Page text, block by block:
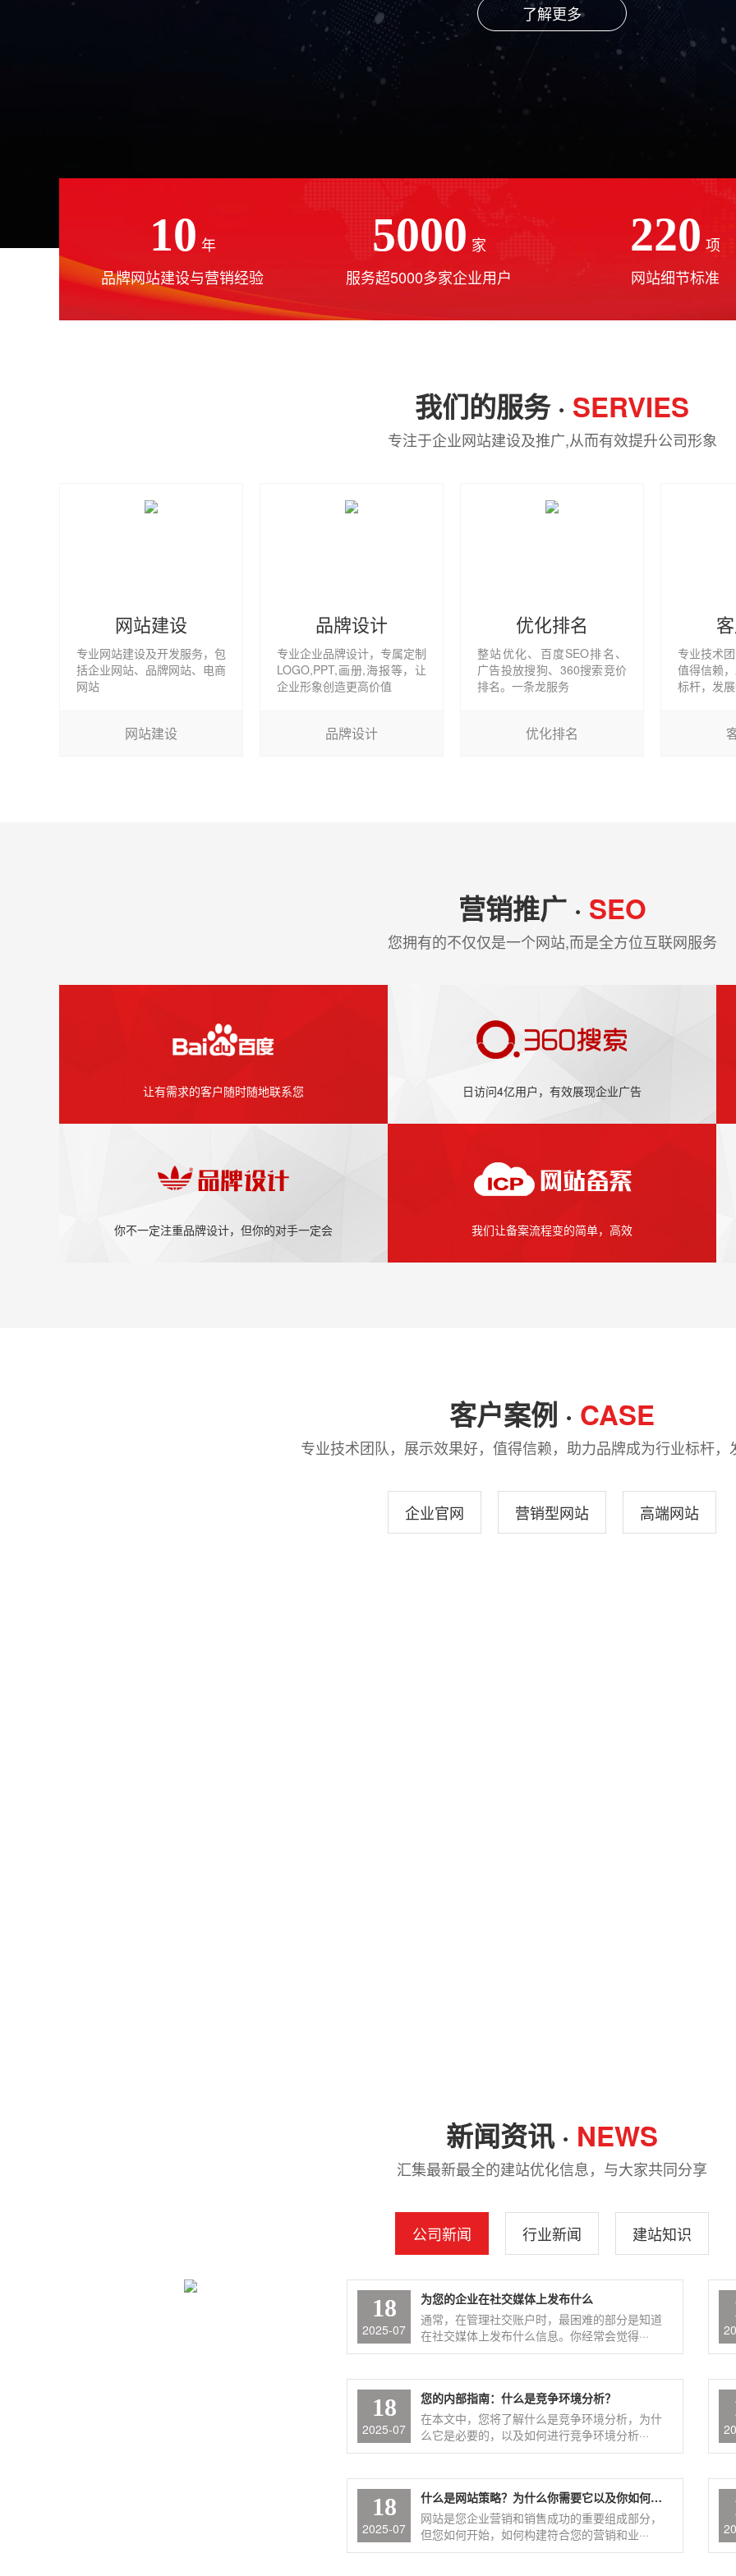
了解更多
10 年
品牌网站建设与营销经验
5000 家
服务超5000多家企业用户
220 项
网站细节标准
我们的服务 · SERVIES
专注于企业网站建设及推广,从而有效提升公司形象
网站建设
专业网站建设及开发服务，包
括企业网站、品牌网站、电商
网站
网站建设
品牌设计
专业企业品牌设计，专属定制
LOGO,PPT,画册,海报等，让
企业形象创造更高价值
品牌设计
优化排名
整站优化、百度SEO排名、
广告投放搜狗、360搜索竞价
排名。一条龙服务
优化排名
专业技术
值得信赖
标杆，发
营销推广 · SEO
您拥有的不仅仅是一个网站,而是全方位互联网服务
让有需求的客户随时随地联系您 日访问4亿用户，有效展现企业广告
你不一定注重品牌设计，但你的对手一定会 我们让备案流程变的简单，高效
客户案例 · CASE
专业技术团队，展示效果好，值得信赖，助力品牌成为行业标杆，
企业官网 营销型网站 高端网站
新闻资讯 · NEWS
汇集最新最全的建站优化信息，与大家共同分享
公司新闻 行业新闻 建站知识
18
2025-07
为您的企业在社交媒体上发布什么
通常，在管理社交账户时，最困难的部分是知道
在社交媒体上发布什么信息。你经常会觉得···
18
2025-07
您的内部指南：什么是竞争环境分析？
在本文中，您将了解什么是竞争环境分析，为什
么它是必要的，以及如何进行竞争环境分析···
18
2025-07
什么是网站策略？为什么你需要它以及你如何做到
网站是您企业营销和销售成功的重要组成部分，
但您如何开始，如何构建符合您的营销和业···